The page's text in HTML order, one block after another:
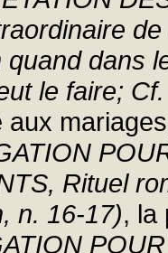
quand dans
le faire;
aux
Rituel
n. 16-17), la